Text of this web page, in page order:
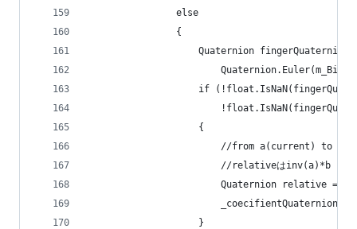
                else
                {
Quaternion
if
                    {
//from a(current) to
                        //relativeはinv(a)*b
Quaternion relative =
                    }